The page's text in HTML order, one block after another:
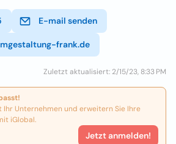
E-mail senden
frank.de
Zuletzt aktualisiert: 2/15/23, 8:33 PM
Ihr Unternehmen und erweitern Sie Ihre
iGlobal.
Jetzt anmelden!